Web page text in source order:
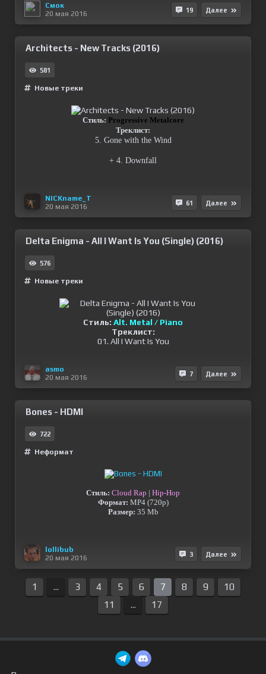
Смок
20 мая 2016
19 Далее
Architects - New Tracks (2016)
581
Новые треки
Стиль: Progressive Metalcore
Треклист:
5. Gone with the Wind
+ 4. Downfall
NICKname_T
20 мая 2016
61 Далее
Delta Enigma - All I Want Is You (Single) (2016)
576
Новые треки
Стиль: Alt. Metal / Piano
Треклист:
01. All I Want Is You
asmo
20 мая 2016
7 Далее
Bones - HDMI
722
Неформат
Стиль: Cloud Rap | Hip-Hop
Формат: MP4 (720p)
Размер: 35 Mb
lollibub
20 мая 2016
3 Далее
1 ... 3 4 5 6 7 8 9
10
11
... 17